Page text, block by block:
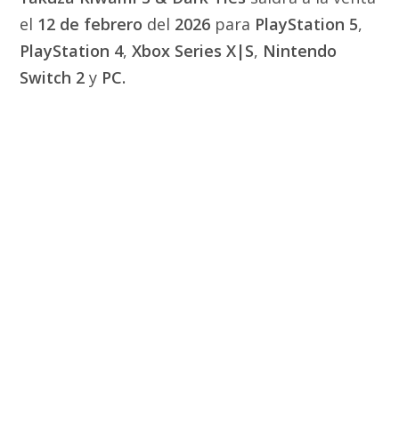
el 12 de febrero del 2026 para PlayStation 5,
PlayStation 4,Xbox Series X|S, Nintendo
Switch 2 y PC.